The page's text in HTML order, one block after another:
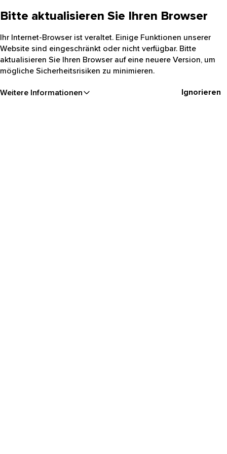
Bitte aktualisieren Sie Ihren Browser
Ihr Internet-Browser ist veraltet. Einige Funktionen unserer
Website sind eingeschränkt oder nicht verfügbar. Bitte
aktualisieren Sie Ihren Browser auf eine neuere Version, um
mögliche Sicherheitsrisiken zu minimieren.
Weitere Informationen Ignorieren